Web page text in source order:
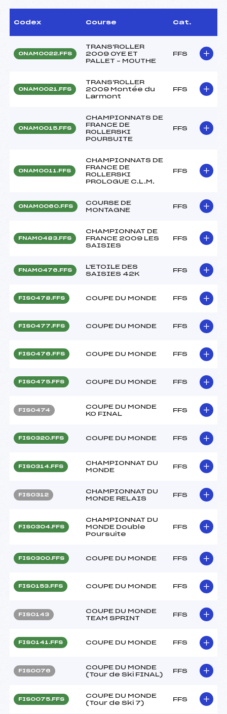
Codex Course Cat.
ONAM0022.FFS
TRANS'ROLLER
2009 OYE ET
PALLET – MOUTHE
FFS
ONAM0021.FFS
TRANS'ROLLER
2009 Montée du
Larmont
FFS
ONAM0015.FFS
CHAMPIONNATS DE
FRANCE DE
ROLLERSKI
POURSUITE
FFS
ONAM0011.FFS
CHAMPIONNATS DE
FRANCE DE
ROLLERSKI
PROLOGUE C.L.M.
FFS
ONAM0060.FFS
COURSE DE
MONTAGNE
FFS
FNAM0483.FFS
CHAMPIONNAT DE
FRANCE 2009 LES
SAISIES
FFS
FNAM0476.FFS
L'ETOILE DES
SAISIES 42K
FFS
FIS0478.FFS COUPE DU MONDE FFS
FIS0477.FFS COUPE DU MONDE FFS
FIS0476.FFS COUPE DU MONDE FFS
FIS0475.FFS COUPE DU MONDE FFS
FIS0474
COUPE DU MONDE
KO FINAL
FFS
FIS0320.FFS COUPE DU MONDE FFS
FIS0314.FFS
CHAMPIONNAT DU
MONDE
FFS
FIS0312
CHAMPIONNAT DU
MONDE RELAIS
FFS
FIS0304.FFS
CHAMPIONNAT DU
MONDE Double
Poursuite
FFS
FIS0300.FFS COUPE DU MONDE FFS
FIS0153.FFS COUPE DU MONDE FFS
FIS0143
COUPE DU MONDE
TEAM SPRINT
FFS
FIS0141.FFS COUPE DU MONDE FFS
FIS0076
COUPE DU MONDE
(Tour de Ski FINAL)
FFS
FIS0075.FFS
COUPE DU MONDE
(Tour de Ski 7)
FFS